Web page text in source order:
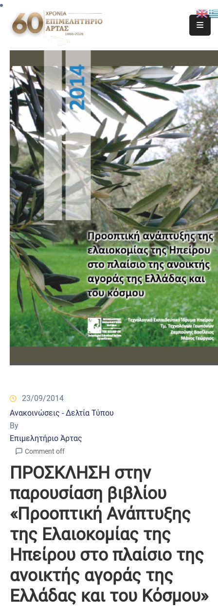
23/09/2014
Ανακοινώσεις - Δελτία Τύπου
By
Επιμελητήριο Άρτας
Comment off
ΠΡΟΣΚΛΗΣΗ στην
παρουσίαση βιβλίου
«Προοπτική Ανάπτυξης
της Ελαιοκομίας της
Ηπείρου στο πλαίσιο της
ανοικτής αγοράς της
Ελλάδας και του Κόσμου»